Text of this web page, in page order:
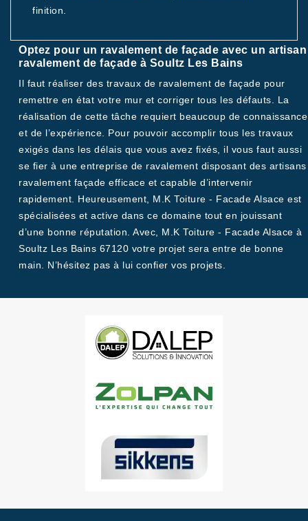
finition.
Optez pour un ravalement de façade avec un artisan
ravalement de façade à Soultz Les Bains
Il faut réaliser des travaux de ravalement de façade pour
remettre en état votre mur et corriger tous les défauts. La
réalisation de cette tâche requiert beaucoup de connaissance
et de l’expérience. Pour pouvoir accomplir tous les travaux
exigés dans les délais que vous avez fixés, il vous faut aussi
se fier à une entreprise de ravalement disposant des artisans
ravalement façade efficace et capable d’intervenir
rapidement. Heureusement, M.K Toiture - Facade Alsace est
spécialisées et active dans ce domaine tout en jouissant
d’une bonne réputation. Avec, M.K Toiture - Facade Alsace à
Soultz Les Bains 67120 votre projet sera entre de bonne
main. N’hésitez pas à lui confier vos projets.